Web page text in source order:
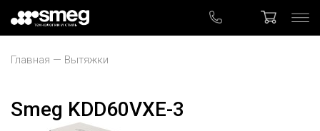
Главная Вытяжки
Smeg KDD60VXE-3